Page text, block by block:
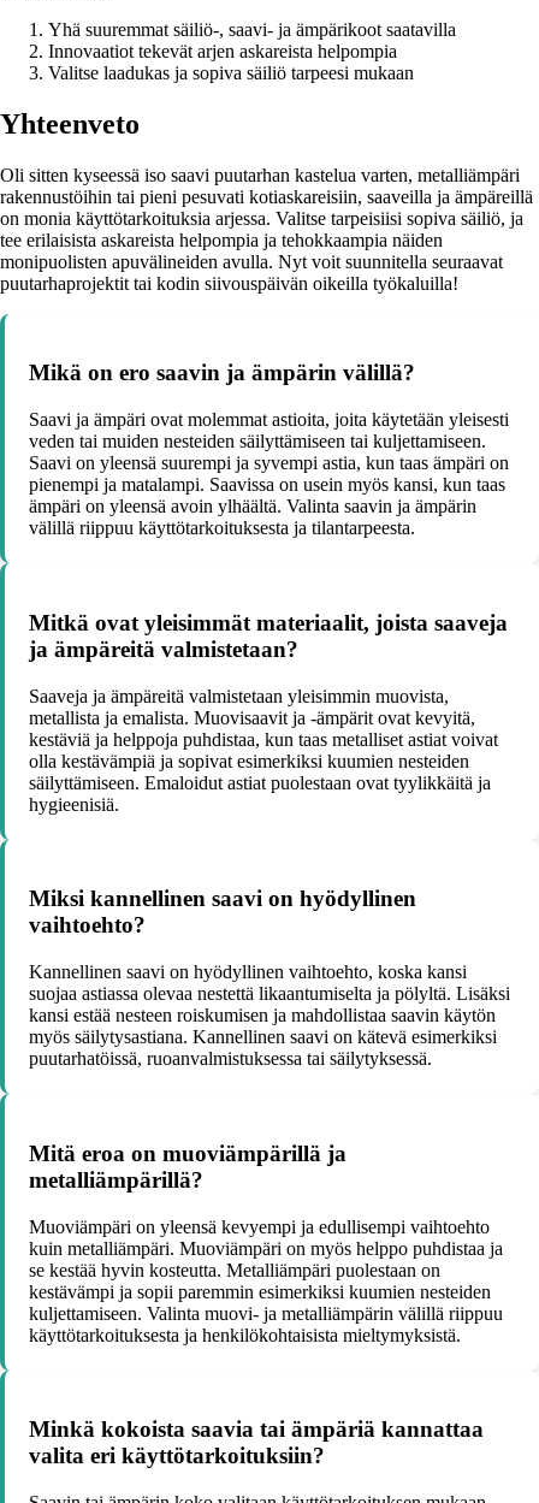
Yhä suuremmat säiliö-, saavi- ja ämpärikoot saatavilla
Innovaatiot tekevät arjen askareista helpompia
Valitse laadukas ja sopiva säiliö tarpeesi mukaan
Yhteenveto
Oli sitten kyseessä iso saavi puutarhan kastelua varten, metalliämpäri
rakennustöihin tai pieni pesuvati kotiaskareisiin, saaveilla ja ämpäreillä
on monia käyttötarkoituksia arjessa. Valitse tarpeisiisi sopiva säiliö, ja
tee erilaisista askareista helpompia ja tehokkaampia näiden
monipuolisten apuvälineiden avulla. Nyt voit suunnitella seuraavat
puutarhaprojektit tai kodin siivouspäivän oikeilla työkaluilla!
Mikä on ero saavin ja ämpärin välillä?
Saavi ja ämpäri ovat molemmat astioita, joita käytetään yleisesti
veden tai muiden nesteiden säilyttämiseen tai kuljettamiseen.
Saavi on yleensä suurempi ja syvempi astia, kun taas ämpäri on
pienempi ja matalampi. Saavissa on usein myös kansi, kun taas
ämpäri on yleensä avoin ylhäältä. Valinta saavin ja ämpärin
välillä riippuu käyttötarkoituksesta ja tilantarpeesta.
Mitkä ovat yleisimmät materiaalit, joista saaveja
ja ämpäreitä valmistetaan?
Saaveja ja ämpäreitä valmistetaan yleisimmin muovista,
metallista ja emalista. Muovisaavit ja -ämpärit ovat kevyitä,
kestäviä ja helppoja puhdistaa, kun taas metalliset astiat voivat
olla kestävämpiä ja sopivat esimerkiksi kuumien nesteiden
säilyttämiseen. Emaloidut astiat puolestaan ovat tyylikkäitä ja
hygieenisiä.
Miksi kannellinen saavi on hyödyllinen
vaihtoehto?
Kannellinen saavi on hyödyllinen vaihtoehto, koska kansi
suojaa astiassa olevaa nestettä likaantumiselta ja pölyltä. Lisäksi
kansi estää nesteen roiskumisen ja mahdollistaa saavin käytön
myös säilytysastiana. Kannellinen saavi on kätevä esimerkiksi
puutarhatöissä, ruoanvalmistuksessa tai säilytyksessä.
Mitä eroa on muoviämpärillä ja
metalliämpärillä?
Muoviämpäri on yleensä kevyempi ja edullisempi vaihtoehto
kuin metalliämpäri. Muoviämpäri on myös helppo puhdistaa ja
se kestää hyvin kosteutta. Metalliämpäri puolestaan on
kestävämpi ja sopii paremmin esimerkiksi kuumien nesteiden
kuljettamiseen. Valinta muovi- ja metalliämpärin välillä riippuu
käyttötarkoituksesta ja henkilökohtaisista mieltymyksistä.
Minkä kokoista saavia tai ämpäriä kannattaa
valita eri käyttötarkoituksiin?